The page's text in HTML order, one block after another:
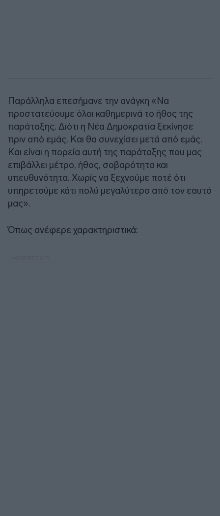
Παράλληλα επεσήμανε την ανάγκη «Να
προστατεύουμε όλοι καθημερινά το ήθος της
παράταξης. Διότι η Νέα Δημοκρατία ξεκίνησε
πριν από εμάς. Και θα συνεχίσει μετά από εμάς.
Και είναι η πορεία αυτή της παράταξης που μας
επιβάλλει μέτρο, ήθος, σοβαρότητα και
υπευθυνότητα. Χωρίς να ξεχνούμε ποτέ ότι
υπηρετούμε κάτι πολύ μεγαλύτερο από τον εαυτό
μας».
Όπως ανέφερε χαρακτηριστικά: